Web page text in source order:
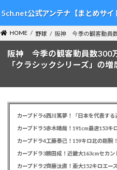
ン
テ
ン
ツ
ビ
ゲ
ー
シ
5ch.net公式アンテナ【まとめサイ
HOME 野球 阪神 今季の観客動員
阪神 今季の観客動員数300
「クラシックシリーズ」の
カープドラ4工藤泰己！159キロ北の剛腕
カープドラ2齊藤汰直！亜大152キロエー